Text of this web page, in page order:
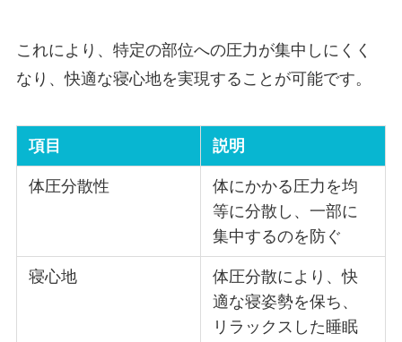
これにより、特定の部位への圧力が集中しにくく
なり、快適な寝心地を実現することが可能です。
項目 説明
体圧分散性
体にかかる圧力を均
等に分散し、一部に
集中するのを防ぐ
寝心地
体圧分散により、快
適な寝姿勢を保ち、
リラックスした睡眠